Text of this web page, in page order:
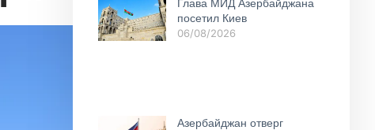
Глава МИД Азербайджана
посетил Киев
06/08/2026
Азербайджан отверг